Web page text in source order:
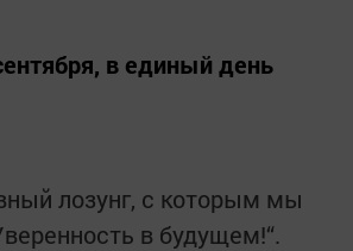
в единый день
лозунг, с которым мы
в будущем!“.